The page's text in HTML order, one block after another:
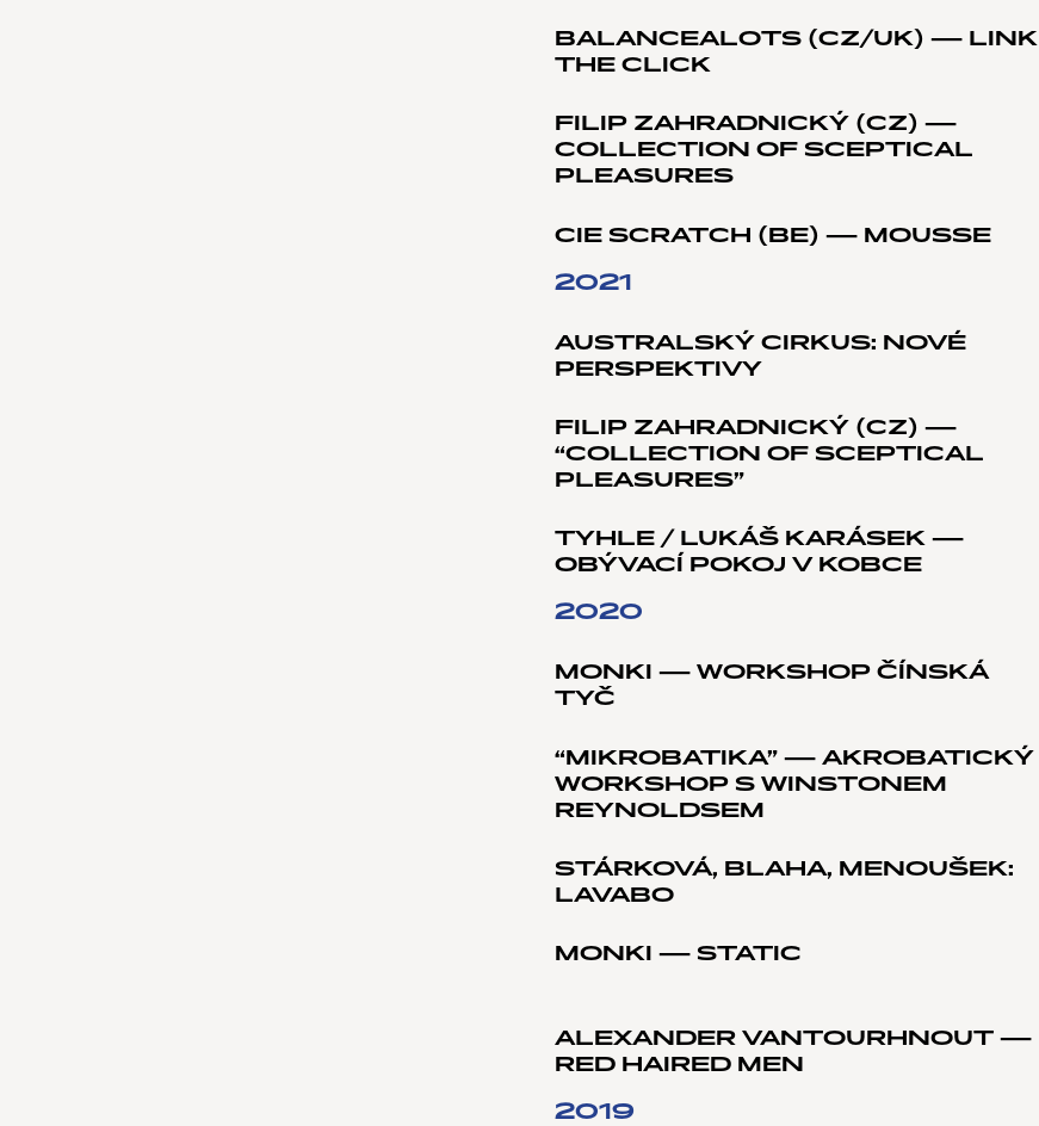
BALANCEALOTS (CZ/UK) — LINK
THE CLICK
FILIP ZAHRADNICKÝ (CZ) —
COLLECTION OF SCEPTICAL
PLEASURES
CIE SCRATCH (BE) — MOUSSE
2021
AUSTRALSKÝ CIRKUS: NOVÉ
PERSPEKTIVY
FILIP ZAHRADNICKÝ (CZ) —
“COLLECTION OF SCEPTICAL
PLEASURES”
TYHLE / LUKÁŠ KARÁSEK —
OBÝVACÍ POKOJ V KOBCE
2020
MONKI — WORKSHOP ČÍNSKÁ
TYČ
“MIKROBATIKA” — AKROBATICKÝ
WORKSHOP S WINSTONEM
REYNOLDSEM
STÁRKOVÁ, BLAHA, MENOUŠEK:
LAVABO
MONKI — STATIC
ALEXANDER VANTOURHNOUT —
RED HAIRED MEN
2019